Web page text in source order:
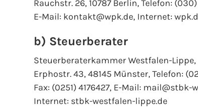
Rauchstr. 26, 10787 Berlin, Telefon: (030)
E-Mail: kontakt@wpk.de, Internet:
b) Steuerberater
Steuerberaterkammer Westfalen-
Erphostr. 43, 48145 Münster, Telefon:
Fax: (0251) 4176427, E-Mail:
Internet: stbk-westfalen-lippe.de